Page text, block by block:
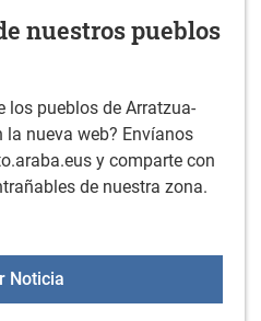
nuestros pueblos
los pueblos de Arratzua-
la nueva web? Envíanos
y comparte con
de nuestra zona.
NoticiaBuscamos fotos de